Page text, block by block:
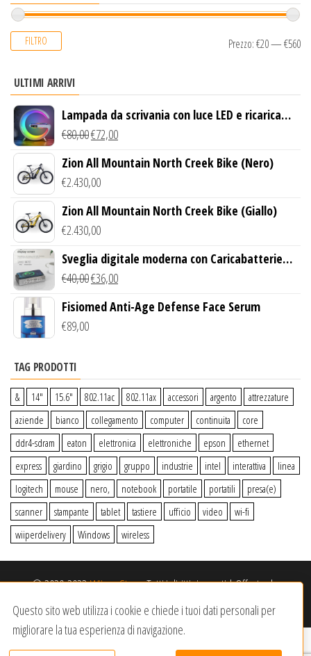
FILTRO Prezzo:€20—€560
ULTIMI ARRIVI
Lampada da scrivania con luce LED e ricarica
wireless
€80,00€72,00
Zion All Mountain North Creek Bike (Nero)
€2.430,00
Zion All Mountain North Creek Bike (Giallo)
€2.430,00
Sveglia digitale moderna con Caricabatterie
Wireless Qi
€40,00€36,00
Fisiomed Anti-Age Defense Face Serum
€89,00
TAG PRODOTTI
& 14″ 15.6″ 802.11ac 802.11ax accessori argento
attrezzature
aziende
bianco collegamento computer continuita
core
ddr4-sdram
eaton elettronica elettroniche epson
ethernet
express
giardino grigio gruppo industrie intel interattiva
linea
logitech
mouse nero, notebook portatile portatili
presa(e)
scanner
stampante tablet tastiere ufficio video
wi-fi
wiiperdelivery
Windows wireless
© 2020-2023Wiiper Store. Tutti i diritti riservati|Offerto da:
Dracma Service S.R.L.
Questo sito web utilizza i cookie e chiede i tuoi dati personali per
migliorare la tua esperienza di navigazione.